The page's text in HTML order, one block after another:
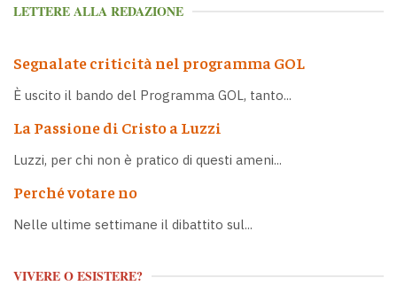
LETTERE ALLA REDAZIONE
Segnalate criticità nel programma GOL
È uscito il bando del Programma GOL, tanto...
La Passione di Cristo a Luzzi
Luzzi, per chi non è pratico di questi ameni...
Perché votare no
Nelle ultime settimane il dibattito sul...
VIVERE O ESISTERE?